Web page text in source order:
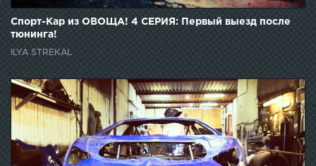
Спорт-Кар из ОВОЩА! 4 СЕРИЯ: Первый выезд после
тюнинга!
ILYA STREKAL